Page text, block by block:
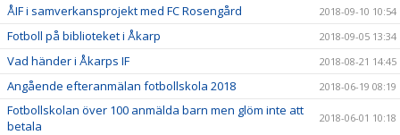
ÅIF i samverkansprojekt med FC Rosengård 2018-09-10 10:54
Fotboll på biblioteket i Åkarp 2018-09-05 13:34
Vad händer i Åkarps IF 2018-08-21 14:45
Angående efteranmälan fotbollskola 2018 2018-06-19 08:19
Fotbollskolan över 100 anmälda barn men glöm inte att
betala
2018-06-01 10:18